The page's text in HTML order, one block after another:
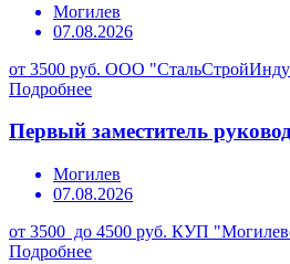
Могилев
07.08.2026
от 3500 руб. ООО
Подробнее
Первый заместитель
Могилев
07.08.2026
от 3500 до 4500 руб. КУП
Подробнее